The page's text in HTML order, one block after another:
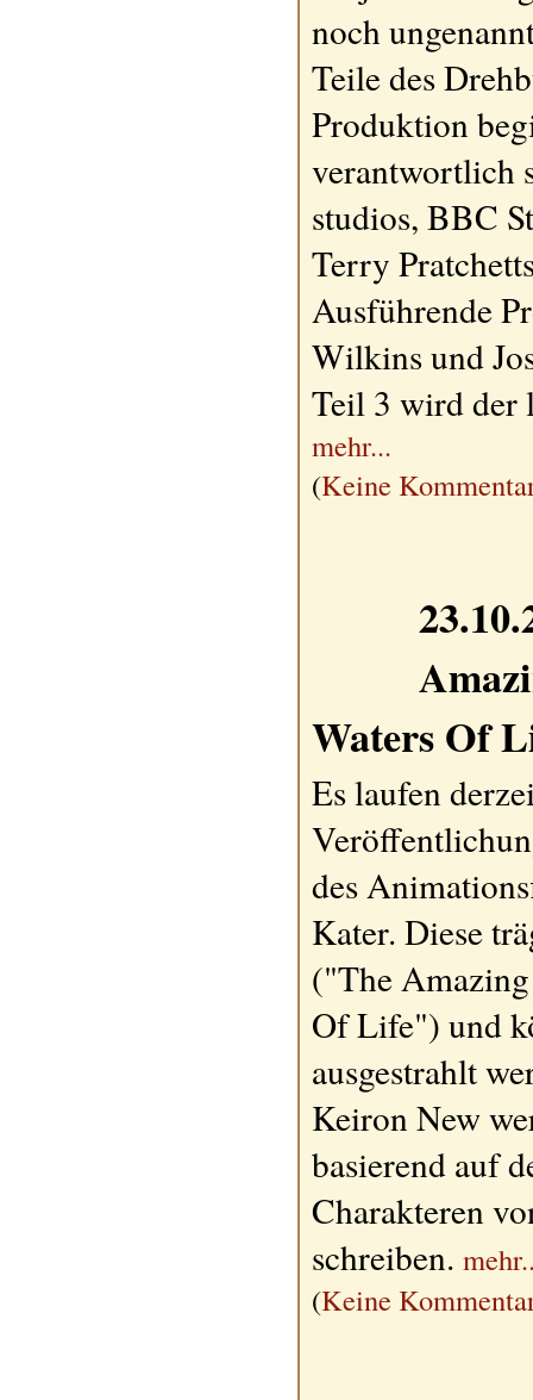
noch
Teile des
Produktion
verantwortlich
studios, BBC
Terry
Ausführende
Wilkins und
Teil 3 wird der
mehr...
(Keine
Waters Of
Es laufen
des
Kater. Diese
("The
Of Life") und
ausgestrahlt
Keiron New
basierend auf
Charakteren
schreiben.
(Keine